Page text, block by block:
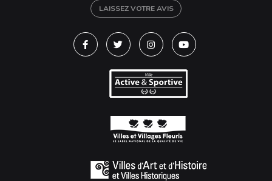
LAISSEZ VOTRE AVIS
Lien vers le compte Facebook
Lien vers le compte Twitter
Lien vers le compte
Lien vers la chaîne